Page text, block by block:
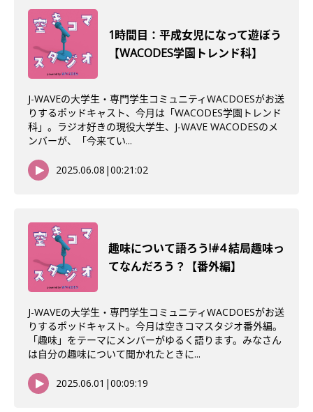
1時間目：平成女児になって遊ぼう
【WACODES学園トレンド科】
J-WAVEの大学生・専門学生コミュニティWACDOESがお送
りするポッドキャスト、今月は「WACODES学園トレンド
科」。ラジオ好きの現役大学生、J-WAVE WACODESのメ
ンバーが、「今来てい...
2025.06.08 |00:21:02
趣味について語ろう!#4 結局趣味っ
てなんだろう？【番外編】
J-WAVEの大学生・専門学生コミュニティWACDOESがお送
りするポッドキャスト。今月は空きコマスタジオ番外編。
「趣味」をテーマにメンバーがゆるく語ります。みなさん
は自分の趣味について聞かれたときに...
2025.06.01 |00:09:19